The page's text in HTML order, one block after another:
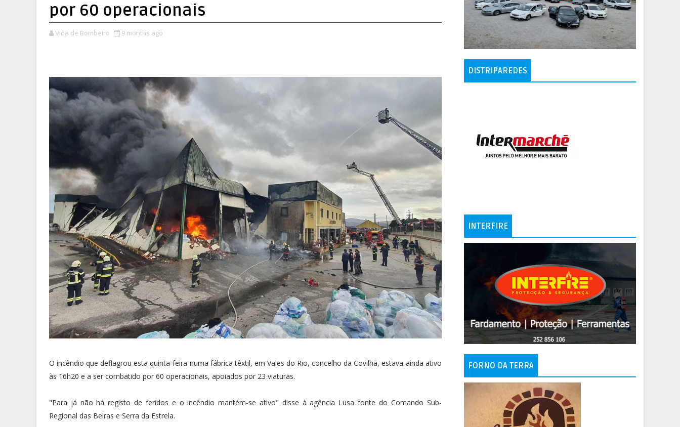
por 60 operacionais
Vida de Bombeiro 9 months ago
O incêndio que deflagrou esta quinta-feira numa fábrica têxtil, em Vales do Rio, concelho da Covilhã, estava ainda ativo
às 16h20 e a ser combatido por 60 operacionais, apoiados por 23 viaturas.
"Para já não há registo de feridos e o incêndio mantém-se ativo" disse à agência Lusa fonte do Comando Sub-
Regional das Beiras e Serra da Estrela.
DISTRIPAREDES
INTERFIRE
FORNO DA TERRA